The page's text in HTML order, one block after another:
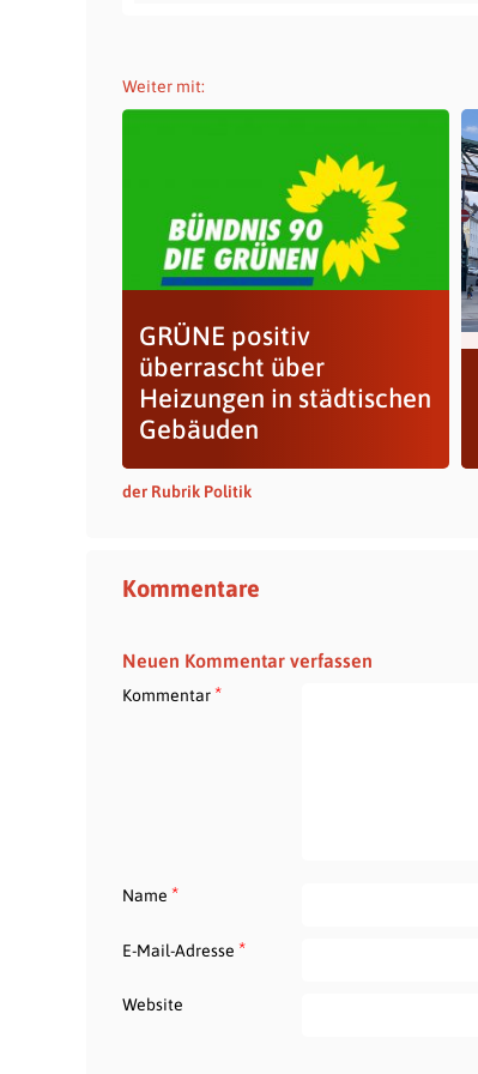
Weiter mit:
GRÜNE positiv
überrascht über
Heizungen in städtischen
Gebäuden
der Rubrik Politik
Kommentare
Neuen Kommentar verfassen
Kommentar*
Name *
E-Mail-Adresse *
Website